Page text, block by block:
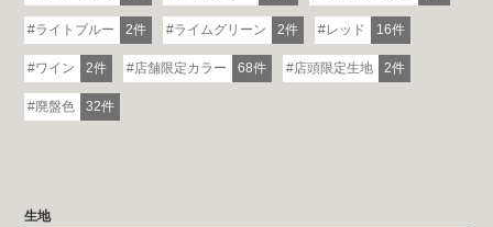
ライトブルー 2件 ライムグリーン 2件 レッド 16件
ワイン 2件 店舗限定カラー 68件 店頭限定生地 2件
廃盤色 32件
生地